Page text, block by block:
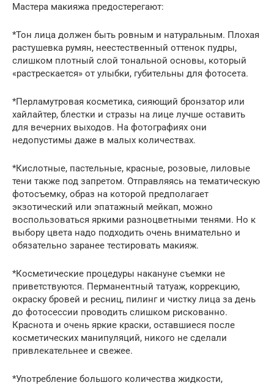
Мастера макияжа предостерегают:
*Тон лица должен быть ровным и натуральным. Плохая
растушевка румян, неестественный оттенок пудры,
слишком плотный слой тональной основы, который
«растрескается» от улыбки, губительны для фотосета.
*Перламутровая косметика, сияющий бронзатор или
хайлайтер, блестки и стразы на лице лучше оставить
для вечерних выходов. На фотографиях они
недопустимы даже в малых количествах.
*Кислотные, пастельные, красные, розовые, лиловые
тени также под запретом. Отправляясь на тематическую
фотосъемку, образ на которой предполагает
экзотический или эпатажный мейкап, можно
воспользоваться яркими разноцветными тенями. Но к
выбору цвета надо подходить очень внимательно и
обязательно заранее тестировать макияж.
*Косметические процедуры накануне съемки не
приветствуются. Перманентный татуаж, коррекцию,
окраску бровей и ресниц, пилинг и чистку лица за день
до фотосессии проводить слишком рискованно.
Краснота и очень яркие краски, оставшиеся после
косметических манипуляций, никого не сделали
привлекательнее и свежее.
*Употребление большого количества жидкости,